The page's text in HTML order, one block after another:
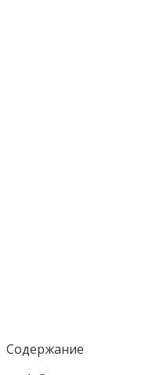
Содержание